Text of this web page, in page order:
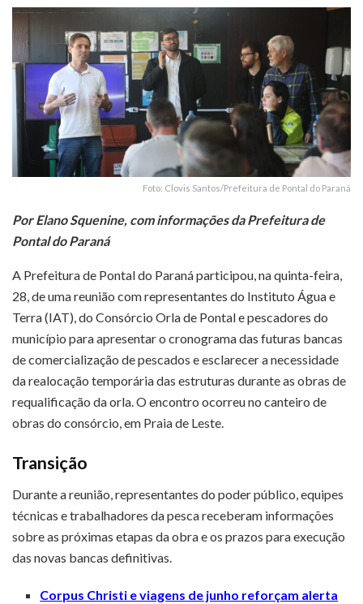
Foto: Clovis Santos/Prefeitura de Pontal do Paraná
Por Elano Squenine, com informações da Prefeitura de
Pontal do Paraná
A Prefeitura de Pontal do Paranáparticipou, na quinta-feira,
28, de uma reunião com representantes do Instituto Água e
Terra (IAT) , do Consórcio Orla de Pontal e pescadores do
município para apresentar o cronograma das futuras bancas
de comercialização de pescados e esclarecer a necessidade
da realocação temporária das estruturas durante as obras de
requalificação da orla. O encontro ocorreu no canteiro de
obras do consórcio, em Praia de Leste
Transição
Durante a reunião, representantes do poder público, equipes
técnicas e trabalhadores da pesca receberam informações
sobre as próximas etapas da obra e os prazos para execução
das novas bancas definitivas.
Corpus Christi e viagens de junho reforçam alerta